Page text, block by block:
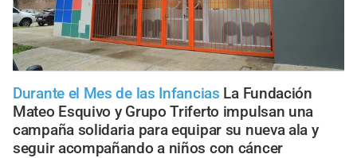
Durante el Mes de las Infancias La Fundación
Mateo Esquivo y Grupo Triferto impulsan una
campaña solidaria para equipar su nueva ala y
seguir acompañando a niños con cáncer